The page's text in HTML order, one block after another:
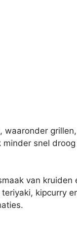
snel
van
kipcurry